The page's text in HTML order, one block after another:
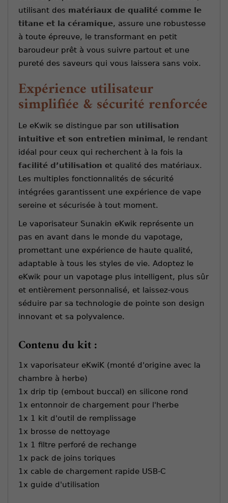
utilisant des matériaux de qualité comme le
titane et la céramique, assure une robustesse
à toute épreuve, le transformant en petit
baroudeur prêt à vous suivre partout et une
pureté des saveurs qui vous laissera sans voix.
Expérience utilisateur
simplifiée & sécurité renforcée
Le eKwik se distingue par son utilisation
intuitive et son entretien minimal , le rendant
idéal pour ceux qui recherchent à la fois la
facilité d’utilisation et qualité des matériaux.
Les multiples fonctionnalités de sécurité
intégrées garantissent une expérience de vape
sereine et sécurisée à tout moment.
Le vaporisateur Sunakin eKwik représente un
pas en avant dans le monde du vapotage,
promettant une expérience de haute qualité,
adaptable à tous les styles de vie. Adoptez le
eKwik pour un vapotage plus intelligent, plus sûr
et entièrement personnalisé, et laissez-vous
séduire par sa technologie de pointe son design
innovant et sa polyvalence.
Contenu du kit :
1x vaporisateur eKwiK (monté d'origine avec la
chambre à herbe)
1x drip tip (embout buccal) en silicone rond
1x entonnoir de chargement pour l'herbe
1x 1 kit d'outil de remplissage
1x brosse de nettoyage
1x 1 filtre perforé de rechange
1x pack de joins toriques
1x cable de chargement rapide USB-C
1x guide d'utilisation